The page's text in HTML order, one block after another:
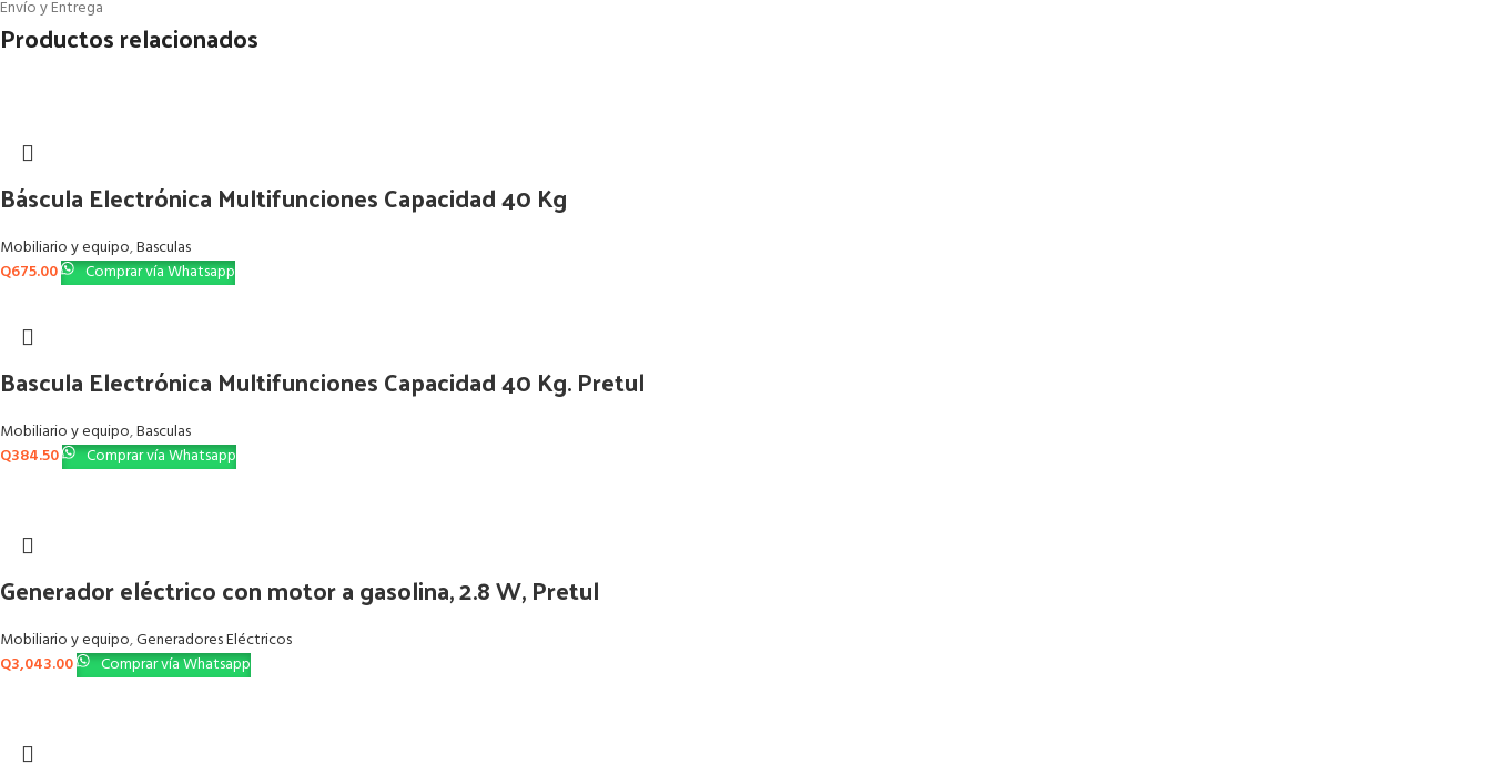
Envío y Entrega
Productos relacionados
Báscula Electrónica Multifunciones Capacidad 40 Kg
Mobiliario y equipo,Basculas
Q675.00 Comprar vía Whatsapp
Bascula Electrónica Multifunciones Capacidad 40 Kg. Pretul
Mobiliario y equipo,Basculas
Q384.50 Comprar vía Whatsapp
Generador eléctrico con motor a gasolina, 2.8 W, Pretul
Mobiliario y equipo,Generadores Eléctricos
Q3,043.00 Comprar vía Whatsapp